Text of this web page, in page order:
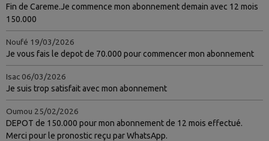
Fin de Careme.Je commence mon abonnement demain avec 12 mois
150.000
Noufé 19/03/2026
Je vous fais le depot de 70.000 pour commencer mon abonnement
Isac 06/03/2026
Je suis trop satisfait avec mon abonnement
Oumou 25/02/2026
DEPOT de 150.000 pour mon abonnement de 12 mois effectué.
Merci pour le pronostic reçu par WhatsApp.